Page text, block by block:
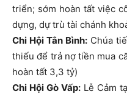
triển; sớm hoàn tất việc
dựng, dự trù tài chánh
Chi Hội Tân Bình:Chúa
thiếu để trả nợ tiền mua
hoàn tất 3,3 tỷ)
Chi Hội Gò Vấp:Lễ Cảm